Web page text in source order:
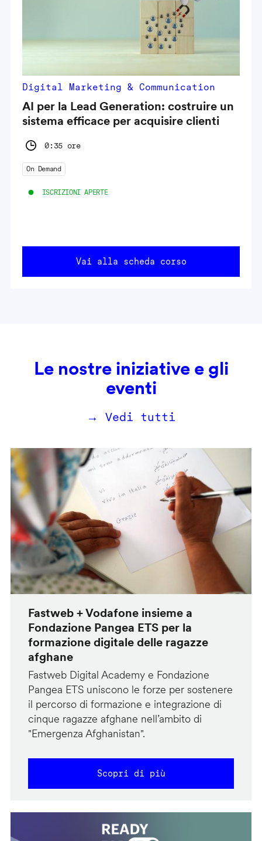
Digital Marketing & Communication
AI per la Lead Generation: costruire un
sistema efficace per acquisire clienti
0:35 ore
On Demand
ISCRIZIONI APERTE
Vai alla scheda corso
Le nostre iniziative e gli
eventi
→ Vedi tutti
Fastweb + Vodafone insieme a
Fondazione Pangea ETS per la
formazione digitale delle ragazze
afghane
Fastweb Digital Academy e Fondazione
Pangea ETS uniscono le forze per sostenere
il percorso di formazione e integrazione di
cinque ragazze afghane nell’ambito di
"Emergenza Afghanistan".
Scopri di più